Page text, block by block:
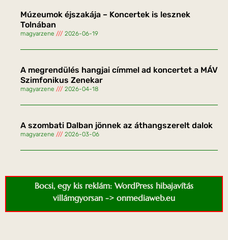
Múzeumok éjszakája – Koncertek is lesznek
Tolnában
magyarzene 2026-06-19
A megrendülés hangjai címmel ad koncertet a MÁV
Szimfonikus Zenekar
magyarzene 2026-04-18
A szombati Dalban jönnek az áthangszerelt dalok
magyarzene 2026-03-06
Bocsi, egy kis reklám: WordPress hibajavítás
villámgyorsan -> onmediaweb.eu